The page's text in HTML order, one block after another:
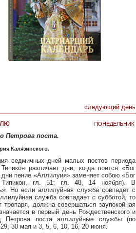
следующий день
понедельник
Петрова поста.
Каля́зинского.
седмичных дней малых постов периода
различает дни, когда поется «Бог
пение «Аллилуия» заменяет собою «Бог
Типикон, гл. 51; гл. 48, 14 ноября). В
Но если аллилуйная служба совпадет с
служба совпадает с субботой, то
должна совершаться заупокойная
в первый день Рождественского и
поста аллилуйные службы (по
30 мая и 3, 5, 6, 10, 16, 20 июня.